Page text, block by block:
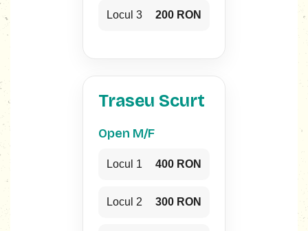
Locul 3 200 RON
Traseu Scurt
Open M/F
Locul 1 400 RON
Locul 2 300 RON